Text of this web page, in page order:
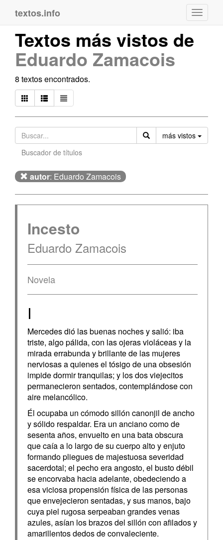
textos.info
Textos más vistos de
Eduardo Zamacois
8 textos encontrados.
más vistos
Buscador de títulos
autor: Eduardo Zamacois
Incesto
Eduardo Zamacois
Novela
I
Mercedes dió las buenas noches y salió: iba
triste, algo pálida, con las ojeras violáceas y la
mirada errabunda y brillante de las mujeres
nerviosas a quienes el tósigo de una obsesión
impide dormir tranquilas; y los dos viejecitos
permanecieron sentados, contemplándose con
aire melancólico.
Él ocupaba un cómodo sillón canonjil de ancho
y sólido respaldar. Era un anciano como de
sesenta años, envuelto en una bata obscura
que caía a lo largo de su cuerpo alto y enjuto
formando pliegues de majestuosa severidad
sacerdotal; el pecho era angosto, el busto débil
se encorvaba hacia adelante, obedeciendo a
esa viciosa propensión física de las personas
que envejecieron sentadas, y sus manos, bajo
cuya piel rugosa serpeaban grandes venas
azules, asían los brazos del sillón con afilados y
amarillentos dedos de convaleciente.